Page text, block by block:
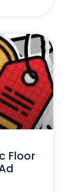
Floor